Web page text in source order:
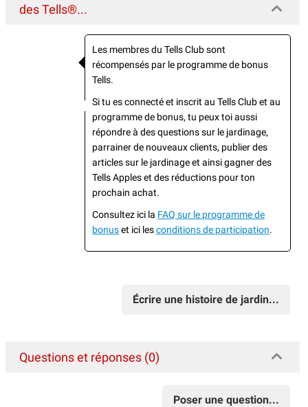
des Tells®...
Les membres du Tells Club sont
récompensés par le programme de bonus
Tells.
Si tu es connecté et inscrit au Tells Club et au
programme de bonus, tu peux toi aussi
répondre à des questions sur le jardinage,
parrainer de nouveaux clients, publier des
articles sur le jardinage et ainsi gagner des
Tells Apples et des réductions pour ton
prochain achat.
Consultez ici la FAQ sur le programme de
bonuset ici lesconditions de participation.
Écrire une histoire de jardin...
Questions et réponses (0)
Poser une question...